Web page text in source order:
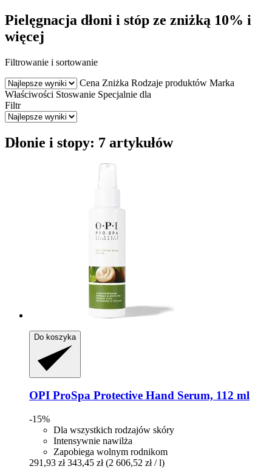
Pielęgnacja dłoni i stóp ze zniżką 10% i
więcej
Filtrowanie i sortowanie
Cena Zniżka Rodzaje produktów Marka
Właściwości Stoswanie Specjalnie dla
Filtr
Dłonie i stopy: 7 artykułów
Do koszyka
OPI ProSpa Protective Hand Serum, 112 ml
-15%
Dla wszystkich rodzajów skóry
Intensywnie nawilża
Zapobiega wolnym rodnikom
291,93 zł 343,45 zł (2 606,52 zł / l)